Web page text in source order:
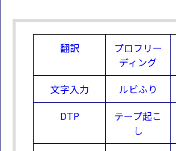
翻訳
プロフリー
ディング
文字入力 ルビふり
DTP
テープ起こ
し